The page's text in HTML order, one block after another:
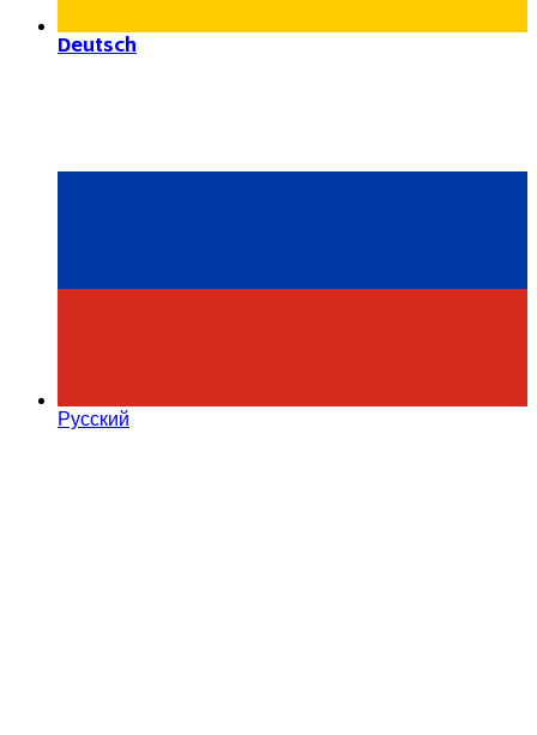
Deutsch
Русский